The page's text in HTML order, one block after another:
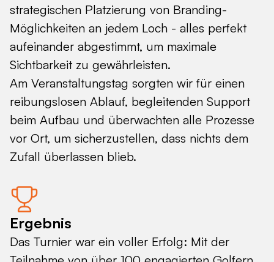
strategischen Platzierung von Branding-
Möglichkeiten an jedem Loch - alles perfekt
aufeinander abgestimmt, um maximale
Sichtbarkeit zu gewährleisten.
Am Veranstaltungstag sorgten wir für einen
reibungslosen Ablauf, begleitenden Support
beim Aufbau und überwachten alle Prozesse
vor Ort, um sicherzustellen, dass nichts dem
Zufall überlassen blieb.
Ergebnis
Das Turnier war ein voller Erfolg: Mit der